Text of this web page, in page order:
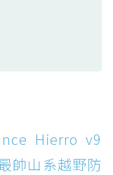
八孔加上全防
BADGER
神器！搭載固特
Hierro v9
帥山系越野防